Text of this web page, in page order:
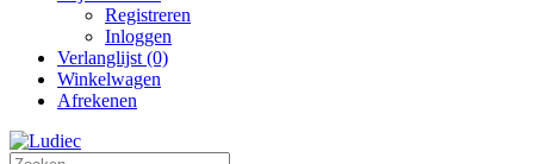
Registreren
Inloggen
Verlanglijst (0)
Winkelwagen
Afrekenen